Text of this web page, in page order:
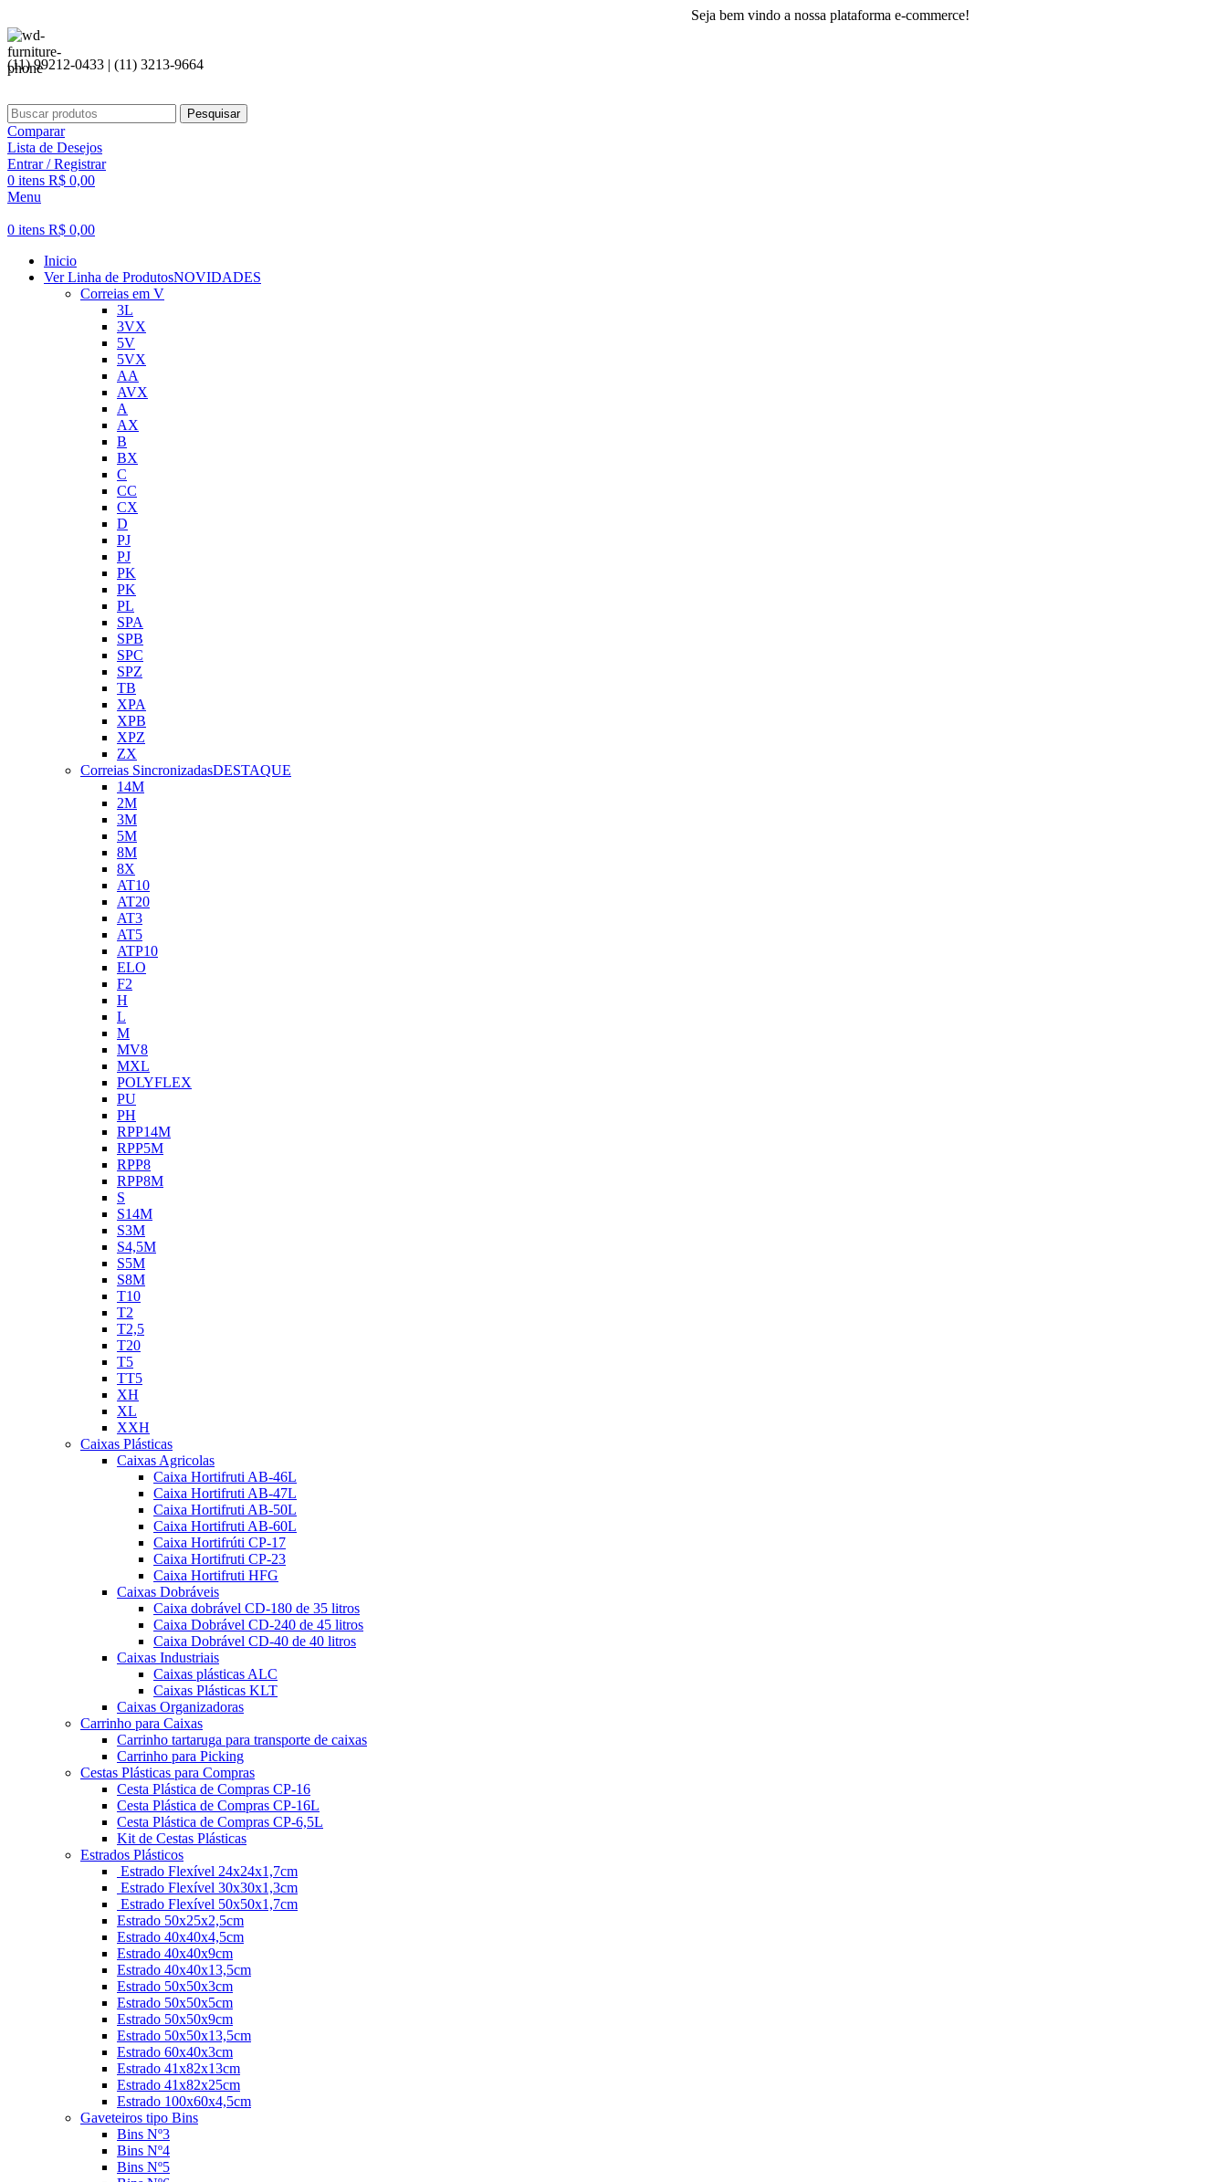
Seja bem vindo a nossa plataforma e-commerce!
(11) 99212-0433 | (11) 3213-9664
Pesquisar
Comparar
Lista de Desejos
Entrar / Registrar
0 itens R$ 0,00
Menu
0 itens R$ 0,00
Inicio
Ver Linha de ProdutosNOVIDADES
Correias em V
3L
3VX
5V
5VX
AA
AVX
A
AX
B
BX
C
CC
CX
D
PJ
PJ
PK
PK
PL
SPA
SPB
SPC
SPZ
TB
XPA
XPB
XPZ
ZX
Correias SincronizadasDESTAQUE
14M
2M
3M
5M
8M
8X
AT10
AT20
AT3
AT5
ATP10
ELO
F2
H
L
M
MV8
MXL
POLYFLEX
PU
PH
RPP14M
RPP5M
RPP8
RPP8M
S
S14M
S3M
S4,5M
S5M
S8M
T10
T2
T2,5
T20
T5
TT5
XH
XL
XXH
Caixas Plásticas
Caixas Agricolas
Caixa Hortifruti AB-46L
Caixa Hortifruti AB-47L
Caixa Hortifruti AB-50L
Caixa Hortifruti AB-60L
Caixa Hortifrúti CP-17
Caixa Hortifruti CP-23
Caixa Hortifruti HFG
Caixas Dobráveis
Caixa dobrável CD-180 de 35 litros
Caixa Dobrável CD-240 de 45 litros
Caixa Dobrável CD-40 de 40 litros
Caixas Industriais
Caixas plásticas ALC
Caixas Plásticas KLT
Caixas Organizadoras
Carrinho para Caixas
Carrinho tartaruga para transporte de caixas
Carrinho para Picking
Cestas Plásticas para Compras
Cesta Plástica de Compras CP-16
Cesta Plástica de Compras CP-16L
Cesta Plástica de Compras CP-6,5L
Kit de Cestas Plásticas
Estrados Plásticos
Estrado Flexível 24x24x1,7cm
Estrado Flexível 30x30x1,3cm
Estrado Flexível 50x50x1,7cm
Estrado 50x25x2,5cm
Estrado 40x40x4,5cm
Estrado 40x40x9cm
Estrado 40x40x13,5cm
Estrado 50x50x3cm
Estrado 50x50x5cm
Estrado 50x50x9cm
Estrado 50x50x13,5cm
Estrado 60x40x3cm
Estrado 41x82x13cm
Estrado 41x82x25cm
Estrado 100x60x4,5cm
Gaveteiros tipo Bins
Bins Nº3
Bins Nº4
Bins Nº5